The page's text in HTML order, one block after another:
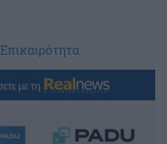
Επικαιρότητα